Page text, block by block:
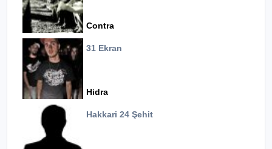
Contra
31 Ekran
Hidra
Hakkari 24 Şehit